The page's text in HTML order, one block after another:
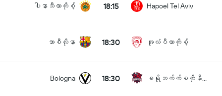
ပါနာသီယာကိုစ့် 18:15 Hapoel Tel Aviv
ဘာစီလိုနာ 18:30 အုလံပီယာကိုစ့်
Bologna 18:30